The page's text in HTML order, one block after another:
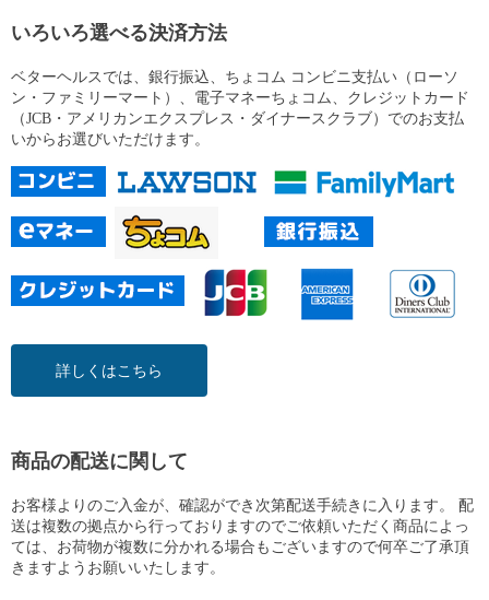
いろいろ選べる決済方法
ベターヘルスでは、銀行振込、ちょコム コンビニ支払い（ローソ
ン・ファミリーマート）、電子マネーちょコム、クレジットカード
（JCB・アメリカンエクスプレス・ダイナースクラブ）でのお支払
いからお選びいただけます。
詳しくはこちら
商品の配送に関して
お客様よりのご入金が、確認ができ次第配送手続きに入ります。 配
送は複数の拠点から行っておりますのでご依頼いただく商品によっ
ては、お荷物が複数に分かれる場合もございますので何卒ご了承頂
きますようお願いいたします。